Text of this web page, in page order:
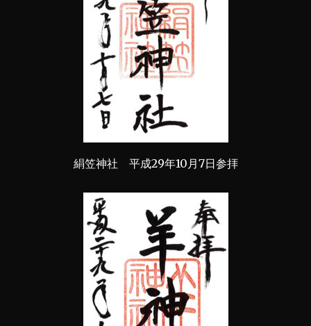
絹笠神社 平成29年10月7日参拝